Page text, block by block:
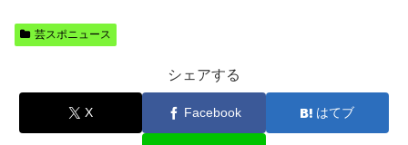
芸スポニュース
シェアする
X Facebook はてブ